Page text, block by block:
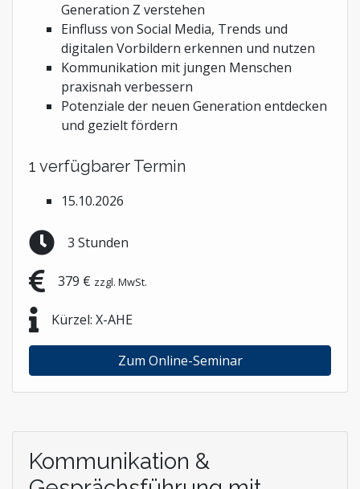
Generation Z verstehen
Einfluss von Social Media, Trends und
digitalen Vorbildern erkennen und nutzen
Kommunikation mit jungen Menschen
praxisnah verbessern
Potenziale der neuen Generation entdecken
und gezielt fördern
1 verfügbarer Termin
15.10.2026
3 Stunden
379 € zzgl. MwSt.
Kürzel: X-AHE
Zum Online-Seminar
Kommunikation &